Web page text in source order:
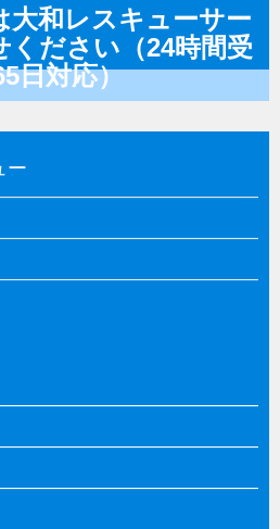
大和レスキューサー
ください（24時間受
日対応）
ー